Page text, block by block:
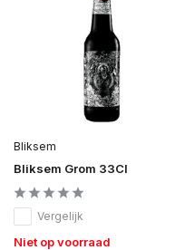
Bliksem
Bliksem Grom 33Cl
Vergelijk
Niet op voorraad